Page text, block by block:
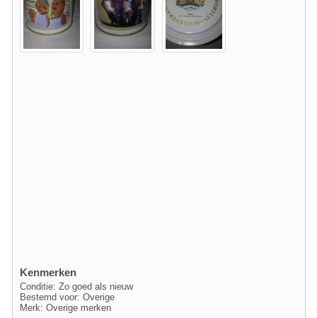
Kenmerken
Conditie: Zo goed als nieuw
Bestemd voor: Overige
Merk: Overige merken